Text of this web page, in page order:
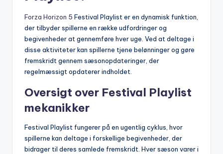
Forza Horizon 5 Festival Playlist er en dynamisk funktion,
der tilbyder spillerne en række udfordringer og
begivenheder at gennemføre hver uge. Ved at deltage i
disse aktiviteter kan spillerne tjene belønninger og gøre
fremskridt gennem sæsonopdateringer, der
regelmæssigt opdaterer indholdet.
Oversigt over Festival Playlist
mekanikker
Festival Playlist fungerer på en ugentlig cyklus, hvor
spillerne kan deltage i forskellige begivenheder, der
bidrager til deres samlede fremskridt. Hver sæson varer i